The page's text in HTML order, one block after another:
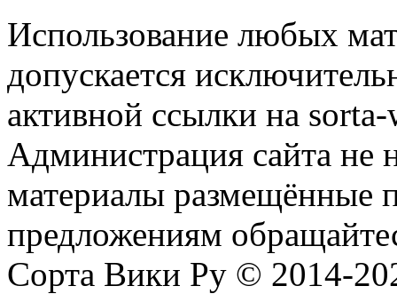
Использование любых
допускается
активной ссылки на
Администрация сайта не
материалы размещённые
предложениям
Сорта Вики Ру © 2014-